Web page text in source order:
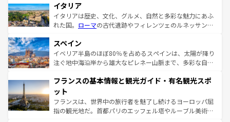
イタリア
イタリアは歴史、文化、グルメ、自然と多彩な魅力にあふ
れた国。 ローマの古代遺跡やフィレンツェのルネッサンス
ろん、トスカーナの美しい田園風景やアマルフィ海岸の絶
景など、自然景観も見逃せない。観光の合間には、本場の
ピザやパスタなど、絶品のイタリア料理を堪能することも
ませてくれるイタリアで、忘れられない旅をしてみよう！
なお、新着のイタリア情報は
しい。
スペイン
イベリア半島のほぼ80％を占めるスペインは、太陽が降り
注ぐ地中海沿岸から雄大なピレネー山脈まで、多彩な自然
文化が根付くこの国では、情熱的なフラメンコ、熱気あふ
れる闘牛、そして美味しいタパスが生活の一部となってい
る。首都マドリードの洗練された雰囲気や、バルセロナの
アートに溢れた街角から、地方では古代ローマ遺跡や中世
フランスの基本情報と観光ガイド・有名観光スポ
ット
フランスは、世界中の旅行者を魅了し続けるヨーロッパ屈
指の観光地だ。首都パリのエッフェル塔やルーブル美術館